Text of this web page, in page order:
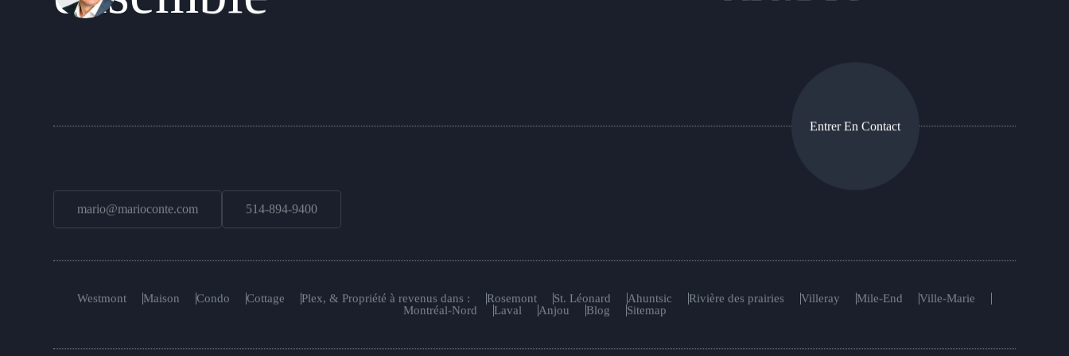
Entrer En Contact
mario@marioconte.com 514-894-9400
Westmont Maison Condo Cottage Plex, & Propriété à revenus dans : Rosemont St. Léonard Ahuntsic Rivière des prairies Villeray Mile-End
Ville-Marie
Montréal-Nord
Laval Anjou Blog Sitemap